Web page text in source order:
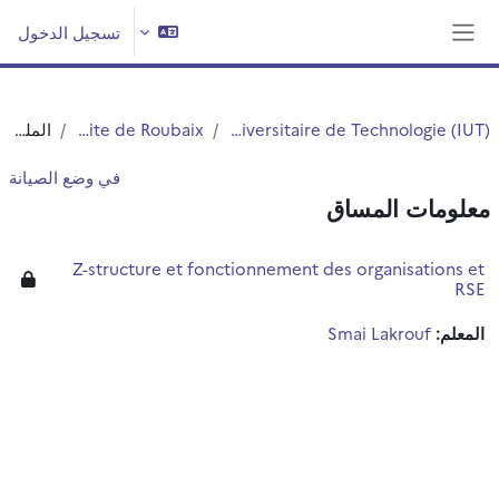
تسجيل الدخول
Institut Universitaire de Technologie (IUT)
IUT - Site de Roubaix الملخص
في وضع الصيانة
معلومات المساق
Z-structure et fonctionnement des organisations et
RSE
المعلم: Smai Lakrouf